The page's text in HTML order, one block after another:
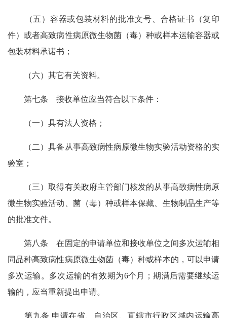
（五）容器或包装材料的批准文号、合格证书（复印
件）或者高致病性病原微生物菌（毒）种或样本运输容器或
包装材料承诺书；
（六）其它有关资料。
第七条 接收单位应当符合以下条件：
（一）具有法人资格；
（二）具备从事高致病性病原微生物实验活动资格的实
验室；
（三）取得有关政府主管部门核发的从事高致病性病原
微生物实验活动、菌（毒）种或样本保藏、生物制品生产等
的批准文件。
第八条 在固定的申请单位和接收单位之间多次运输相
同品种高致病性病原微生物菌（毒）种或样本的，可以申请
多次运输。多次运输的有效期为6个月；期满后需要继续运
输的，应当重新提出申请。
第九条 申请在省、自治区、直辖市行政区域内运输高